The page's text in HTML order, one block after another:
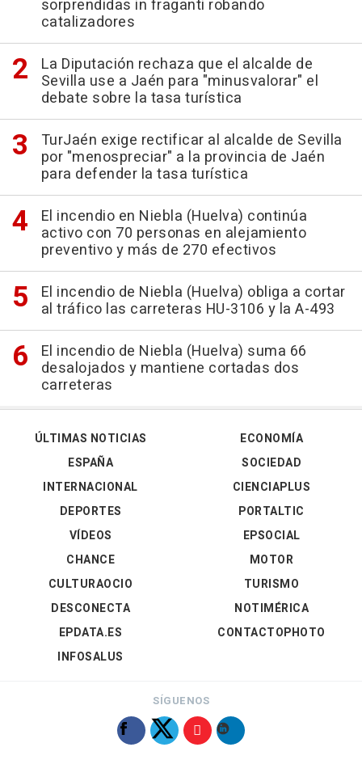
sorprendidas in fraganti robando
catalizadores
La Diputación rechaza que el alcalde de
Sevilla use a Jaén para "minusvalorar" el
debate sobre la tasa turística
TurJaén exige rectificar al alcalde de Sevilla
por "menospreciar" a la provincia de Jaén
para defender la tasa turística
El incendio en Niebla (Huelva) continúa
activo con 70 personas en alejamiento
preventivo y más de 270 efectivos
El incendio de Niebla (Huelva) obliga a cortar
al tráfico las carreteras HU-3106 y la A-493
El incendio de Niebla (Huelva) suma 66
desalojados y mantiene cortadas dos
carreteras
ÚLTIMAS NOTICIAS
ESPAÑA
INTERNACIONAL
DEPORTES
VÍDEOS
ECONOMÍA
SOCIEDAD
CIENCIAPLUS
PORTALTIC
EPSOCIAL
CHANCE
CULTURAOCIO
DESCONECTA
EPDATA.ES
INFOSALUS
MOTOR
TURISMO
NOTIMÉRICA
CONTACTOPHOTO
SÍGUENOS